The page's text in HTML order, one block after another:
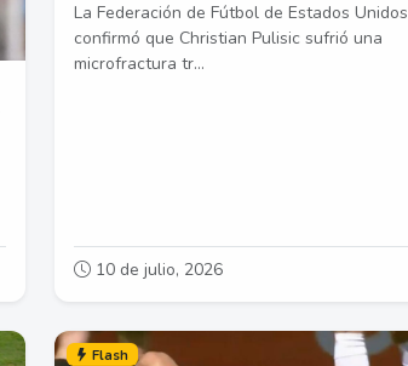
La Federación de Fútbol de Estados Unidos
confirmó que Christian Pulisic sufrió una
microfractura tr...
10 de julio, 2026
Flash